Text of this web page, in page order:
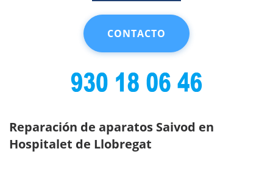
CONTACTO
Reparación de aparatos Saivod en
Hospitalet de Llobregat